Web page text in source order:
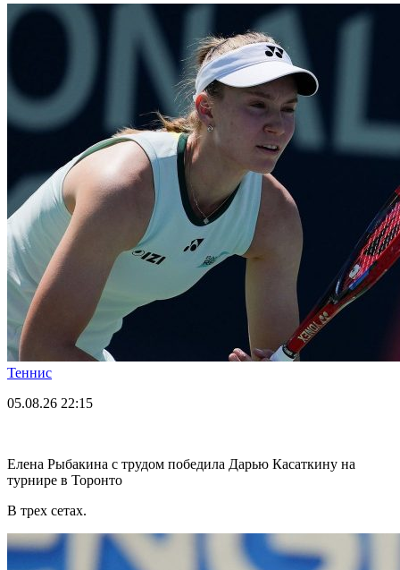
Теннис
05.08.26 22:15
Елена Рыбакина с трудом победила Дарью Касаткину на
турнире в Торонто
В трех сетах.